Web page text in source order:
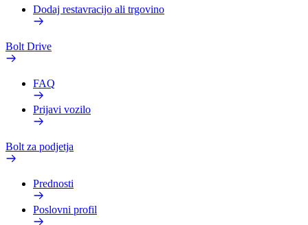
Dodaj restavracijo ali trgovino
Bolt Drive
FAQ
Prijavi vozilo
Bolt za podjetja
Prednosti
Poslovni profil